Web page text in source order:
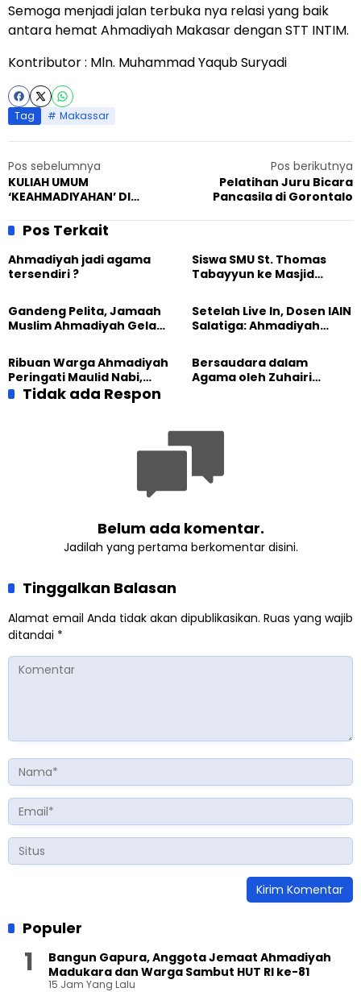
Semoga menjadi jalan terbuka nya relasi yang baik
antara hemat Ahmadiyah Makasar dengan STT INTIM.
Kontributor : Mln. Muhammad Yaqub Suryadi
Tag Makassar
Pos sebelumnya
KULIAH UMUM
‘KEAHMADIYAHAN’ DI
SURABAYA
Pos berikutnya
Pelatihan Juru Bicara
Pancasila di Gorontalo
Pos Terkait
Ahmadiyah jadi agama
tersendiri ?
Siswa SMU St. Thomas
Tabayyun ke Masjid
Gandeng Pelita, Jamaah
Muslim Ahmadiyah Gelar
Yesus Dari Berbagai
Tafsir
Setelah Live In, Dosen IAIN
Salatiga: Ahmadiyah
Ribuan Warga Ahmadiyah
Peringati Maulid Nabi,
Sejumlah Tokoh
Bersaudara dalam
Agama oleh Zuhairi
Tidak ada Respon
Belum ada komentar.
Jadilah yang pertama berkomentar disini.
Tinggalkan Balasan
Alamat email Anda tidak akan dipublikasikan. Ruas yang wajib
ditandai *
Populer
Bangun Gapura, Anggota Jemaat Ahmadiyah
Madukara dan Warga Sambut HUT RI ke-81
15 Jam Yang Lalu